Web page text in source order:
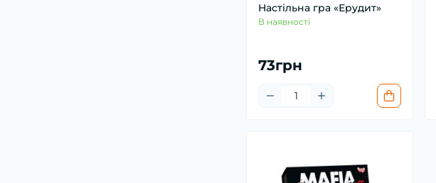
Настільна гра «Ерудит»
В наявності
73грн